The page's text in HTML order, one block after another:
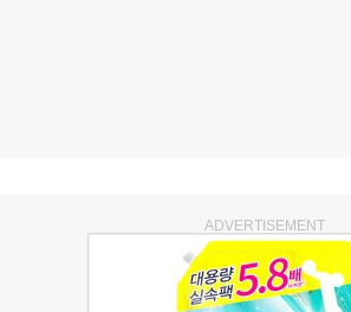
ADVERTISEMENT